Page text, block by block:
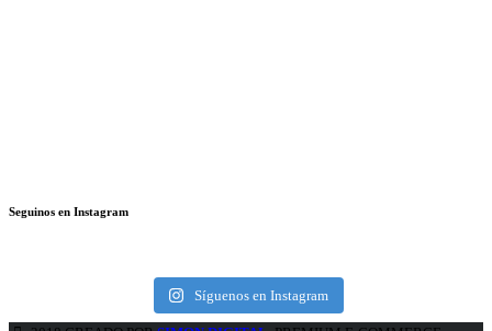
Seguinos en Instagram
Síguenos en Instagram